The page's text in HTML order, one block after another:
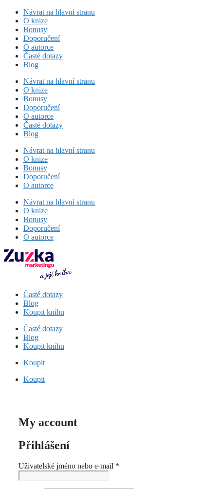
Přeskočit
obsah
Návrat na hlavní stranu
O knize
Bonusy
Doporučení
O autorce
Časté dotazy
Blog
Návrat na hlavní stranu
O knize
Bonusy
Doporučení
O autorce
Časté dotazy
Blog
Návrat na hlavní stranu
O knize
Bonusy
Doporučení
O autorce
Návrat na hlavní stranu
O knize
Bonusy
Doporučení
O autorce
Časté dotazy
Blog
Koupit knihu
Časté dotazy
Blog
Koupit knihu
Koupit
Koupit
My account
Přihlášení
Uživatelské jméno nebo e-mail *